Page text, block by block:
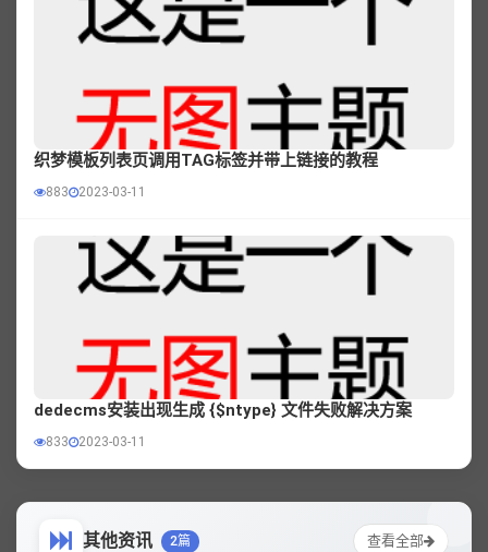
织梦模板列表页调用TAG标签并带上链接的教程
883 2023-03-11
dedecms安装出现生成 {$ntype} 文件失败解决方案
833 2023-03-11
其他资讯 2篇 查看全部